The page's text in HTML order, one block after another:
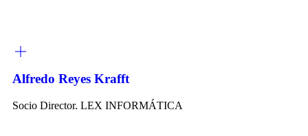
Alfredo Reyes Krafft
Socio Director. LEX INFORMÁTICA